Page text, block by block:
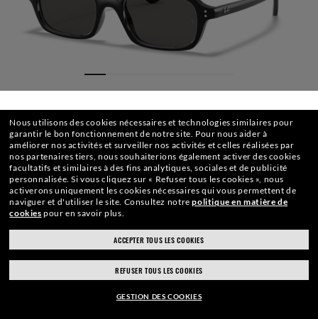
SÉLECTIONNEZ OU ENTREZ VOTRE MAGASIN
ray-ban.com/france ray-ban.com/usa
Choisir un autre magasin
€125.60
Nous utilisons des cookies nécessaires et technologies similaires pour
garantir le bon fonctionnement de notre site. Pour nous aider à
améliorer nos activités et surveiller nos activités et celles réalisées par
nos partenaires tiers, nous souhaiterions également activer des cookies
facultatifs et similaires à des fins analytiques, sociales et de publicité
personnalisée. Si vous cliquez sur « Refuser tous les cookies », nous
activerons uniquement les cookies nécessaires qui vous permettent de
naviguer et d'utiliser le site. Consultez notrepolitique en matière de
cookies pour en savoir plus.
ACCEPTER TOUS LES COOKIES
REFUSER TOUS LES COOKIES
GESTION DES COOKIES